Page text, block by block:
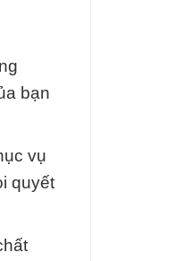
bạn
vụ
quyết